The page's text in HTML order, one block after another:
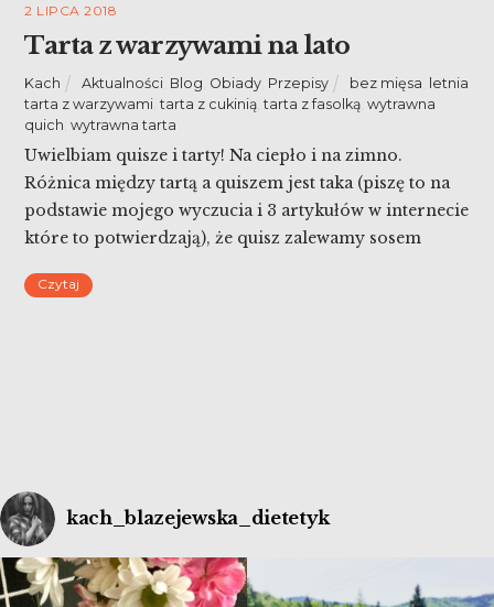
2 LIPCA 2018
Tarta z warzywami na lato
Kach Aktualności Blog Obiady Przepisy bez mięsa letnia
tarta z warzywami ,tarta z cukinią ,tarta z fasolką ,wytrawna
quich ,wytrawna tarta
Uwielbiam quisze i tarty! Na ciepło i na zimno.
Różnica między tartą a quiszem jest taka (piszę to na
podstawie mojego wyczucia i 3 artykułów w internecie
które to potwierdzają), że quisz zalewamy sosem
lato.
Czytaj
kach_blazejewska_dietetyk